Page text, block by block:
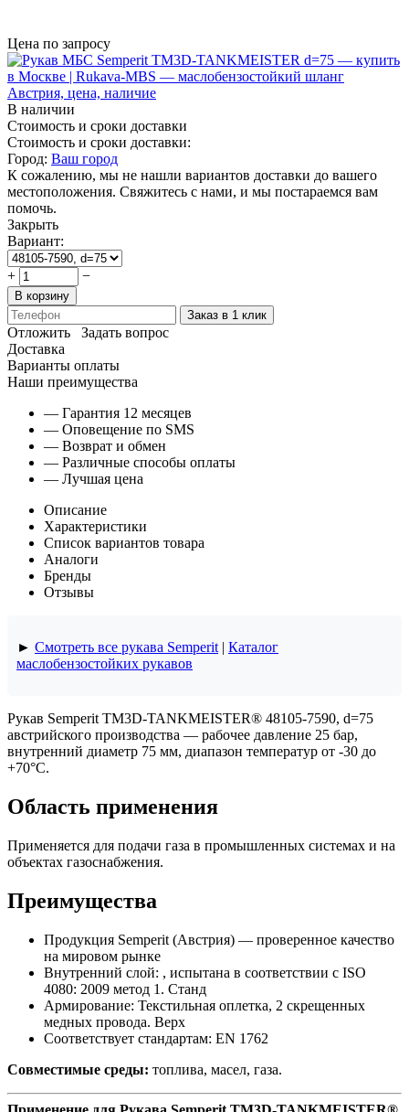
Цена по запросу
В наличии
Стоимость и сроки доставки
Стоимость и сроки доставки:
Город: Ваш город
К сожалению, мы не нашли вариантов доставки до вашего
местоположения. Свяжитесь с нами, и мы постараемся вам
помочь.
Закрыть
Вариант:
+ −
В корзину
Заказ в 1 клик
Отложить
Задать вопрос
Доставка
Варианты оплаты
Наши преимущества
— Гарантия 12 месяцев
— Оповещение по SMS
— Возврат и обмен
— Различные способы оплаты
— Лучшая цена
Описание
Характеристики
Список вариантов товара
Аналоги
Бренды
Отзывы
► Смотреть все рукава Semperit | Каталог
маслобензостойких рукавов
Рукав Semperit TM3D-TANKMEISTER® 48105-7590, d=75
австрийского производства — рабочее давление 25 бар,
внутренний диаметр 75 мм, диапазон температур от -30 до
+70°C.
Область применения
Применяется для подачи газа в промышленных системах и на
объектах газоснабжения.
Преимущества
Продукция Semperit (Австрия) — проверенное качество
на мировом рынке
Внутренний слой: , испытана в соответствии с ISO
4080: 2009 метод 1. Станд
Армирование: Текстильная оплетка, 2 скрещенных
медных провода. Верх
Соответствует стандартам: EN 1762
Совместимые среды: топлива, масел, газа.